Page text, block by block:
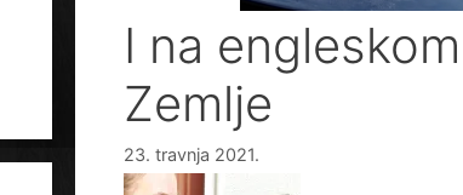
I na
Zemlje
23. travnja 2021.